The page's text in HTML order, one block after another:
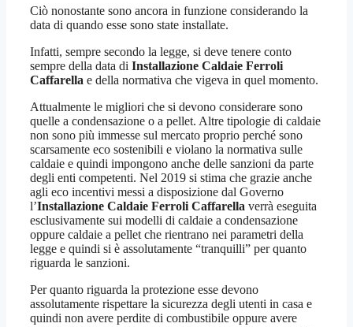
Ciò nonostante sono ancora in funzione considerando la
data di quando esse sono state installate.
Infatti, sempre secondo la legge, si deve tenere conto
sempre della data di Installazione Caldaie Ferroli
Caffarella e della normativa che vigeva in quel momento.
Attualmente le migliori che si devono considerare sono
quelle a condensazione o a pellet. Altre tipologie di caldaie
non sono più immesse sul mercato proprio perché sono
scarsamente eco sostenibili e violano la normativa sulle
caldaie e quindi impongono anche delle sanzioni da parte
degli enti competenti. Nel 2019 si stima che grazie anche
agli eco incentivi messi a disposizione dal Governo
l’Installazione Caldaie Ferroli Caffarella verrà eseguita
esclusivamente sui modelli di caldaie a condensazione
oppure caldaie a pellet che rientrano nei parametri della
legge e quindi si è assolutamente “tranquilli” per quanto
riguarda le sanzioni.
Per quanto riguarda la protezione esse devono
assolutamente rispettare la sicurezza degli utenti in casa e
quindi non avere perdite di combustibile oppure avere